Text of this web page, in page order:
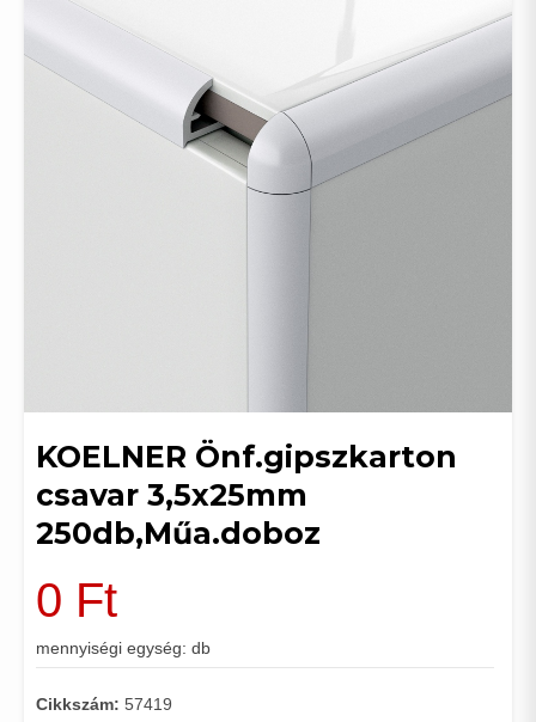
KOELNER Önf.gipszkarton
csavar 3,5x25mm
250db,Műa.doboz
0 Ft
mennyiségi egység: db
Cikkszám: 57419